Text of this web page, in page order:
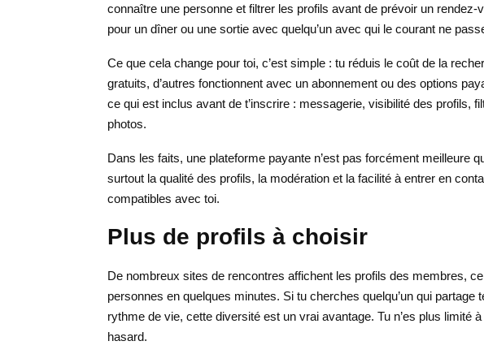
connaître une personne et filtrer les profils avant de prévoir un rendez-
pour un dîner ou une sortie avec quelqu’un avec qui le courant ne
Ce que cela change pour toi, c’est simple : tu réduis le coût de la
gratuits, d’autres fonctionnent avec un abonnement ou des options
ce qui est inclus avant de t’inscrire : messagerie, visibilité des profils,
photos.
Dans les faits, une plateforme payante n’est pas forcément meilleure
surtout la qualité des profils, la modération et la facilité à entrer en
compatibles avec toi.
Plus de profils à choisir
De nombreux sites de rencontres affichent les profils des membres,
personnes en quelques minutes. Si tu cherches quelqu’un qui partage
rythme de vie, cette diversité est un vrai avantage. Tu n’es plus limité
hasard.